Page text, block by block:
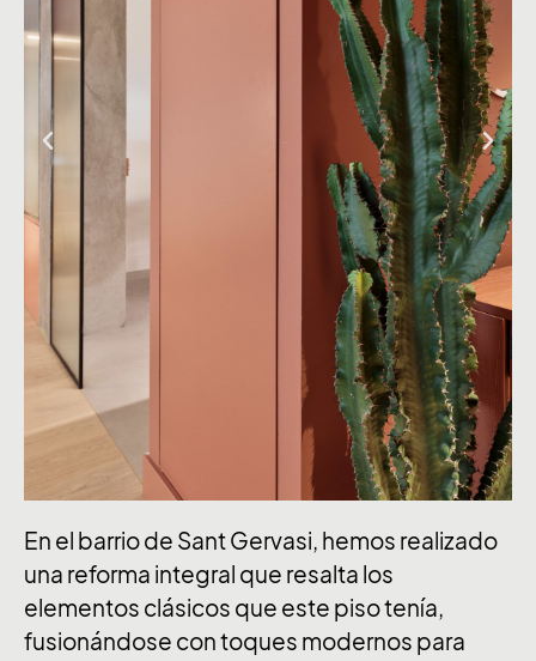
En el barrio de Sant Gervasi, hemos realizado
una reforma integral que resalta los
elementos clásicos que este piso tenía,
fusionándose con toques modernos para